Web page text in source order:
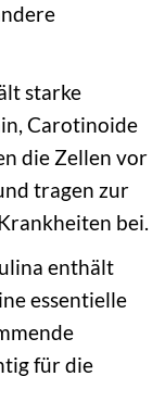
starke
Carotinoide
die Zellen vor
tragen zur
bei.
enthält
essentielle
für die